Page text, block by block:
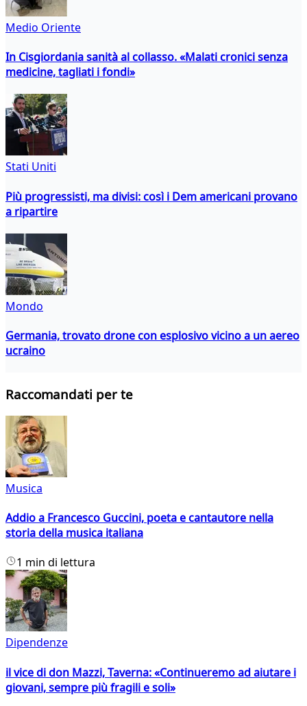
Medio Oriente
In Cisgiordania sanità al collasso. «Malati cronici senza
medicine, tagliati i fondi»
Stati Uniti
Più progressisti, ma divisi: così i Dem americani provano
a ripartire
Mondo
Germania, trovato drone con esplosivo vicino a un aereo
ucraino
Raccomandati per te
Musica
Addio a Francesco Guccini, poeta e cantautore nella
storia della musica italiana
1 min di lettura
Dipendenze
il vice di don Mazzi, Taverna: «Continueremo ad aiutare i
giovani, sempre più fragili e soli»